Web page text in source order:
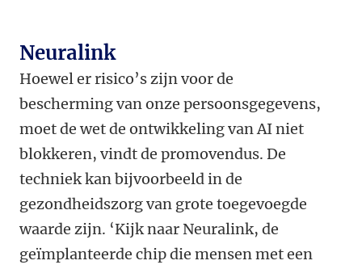
Neuralink
Hoewel er risico’s zijn voor de
bescherming van onze persoonsgegevens,
moet de wet de ontwikkeling van AI niet
blokkeren, vindt de promovendus. De
techniek kan bijvoorbeeld in de
gezondheidszorg van grote toegevoegde
waarde zijn. ‘Kijk naar Neuralink, de
geïmplanteerde chip die mensen met een